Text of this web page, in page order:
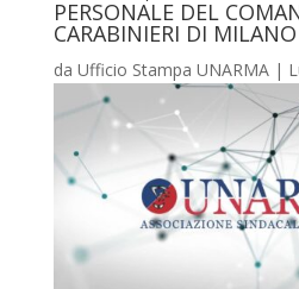
PERSONALE DEL
CARABINIERI DI MILANO
da Ufficio Stampa UNARMA|